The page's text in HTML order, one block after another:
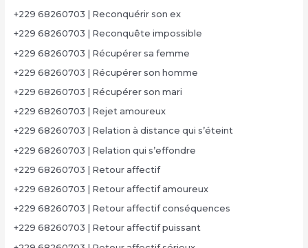
+229 68260703 | Reconquérir son ex
+229 68260703 | Reconquête impossible
+229 68260703 | Récupérer sa femme
+229 68260703 | Récupérer son homme
+229 68260703 | Récupérer son mari
+229 68260703 | Rejet amoureux
+229 68260703 | Relation à distance qui s’éteint
+229 68260703 | Relation qui s’effondre
+229 68260703 | Retour affectif
+229 68260703 | Retour affectif amoureux
+229 68260703 | Retour affectif conséquences
+229 68260703 | Retour affectif puissant